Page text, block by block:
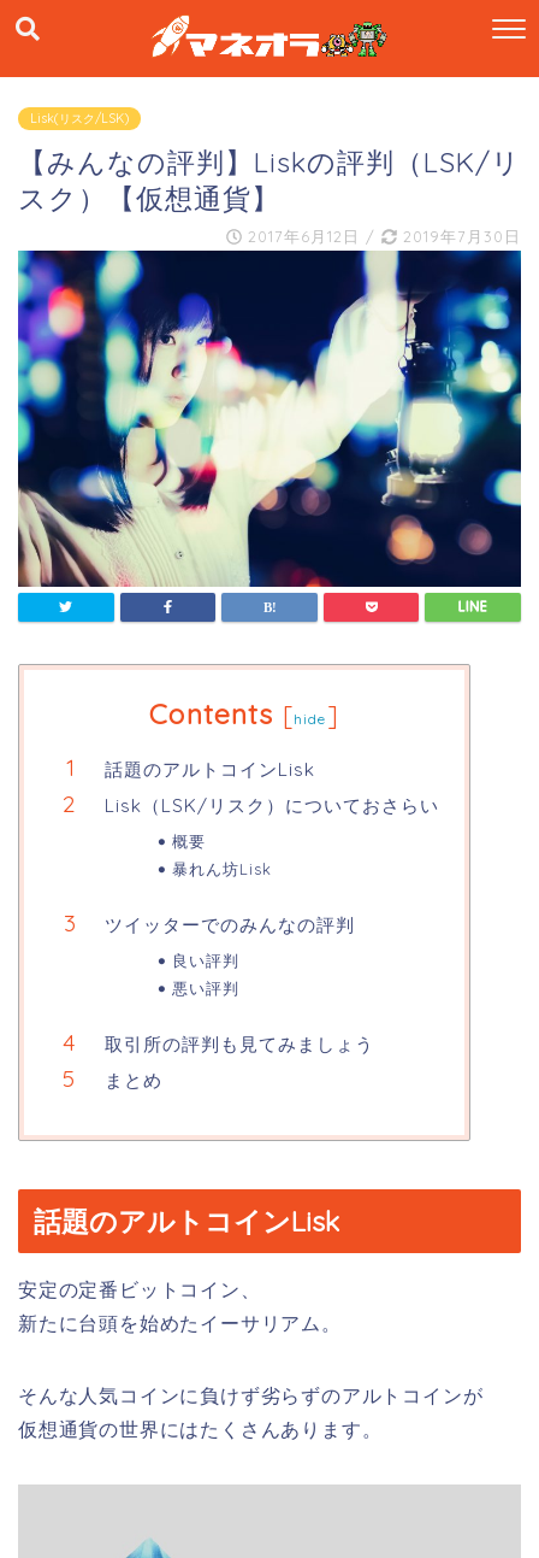
Lisk(リスク/LSK)
【みんなの評判】Liskの評判（LSK/リ
スク）【仮想通貨】
2017年6月12日 / 2019年7月30日
Contents [hide ]
話題のアルトコインLisk
Lisk（LSK/リスク）についておさらい
概要
暴れん坊Lisk
ツイッターでのみんなの評判
良い評判
悪い評判
取引所の評判も見てみましょう
まとめ
話題のアルトコインLisk
安定の定番ビットコイン、
新たに台頭を始めたイーサリアム。
そんな人気コインに負けず劣らずのアルトコインが
仮想通貨の世界にはたくさんあります。